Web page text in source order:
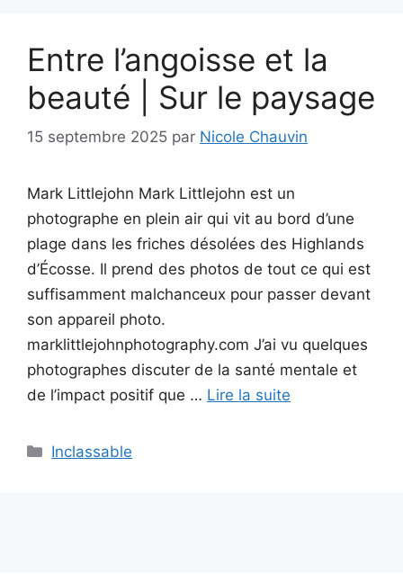
Entre l’angoisse et la
beauté | Sur le paysage
15 septembre 2025 par Nicole Chauvin
Mark Littlejohn Mark Littlejohn est un
photographe en plein air qui vit au bord d’une
plage dans les friches désolées des Highlands
d’Écosse. Il prend des photos de tout ce qui est
suffisamment malchanceux pour passer devant
son appareil photo.
marklittlejohnphotography.com J’ai vu quelques
photographes discuter de la santé mentale et
de l’impact positif que … Lire la suite
Catégories
Inclassable